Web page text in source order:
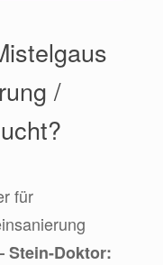
/
für
Stein-Doktor: